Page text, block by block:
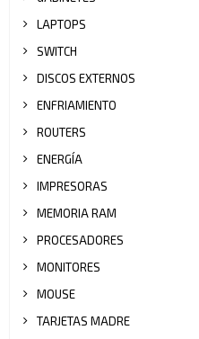
LAPTOPS
SWITCH
DISCOS EXTERNOS
ENFRIAMIENTO
ROUTERS
ENERGÍA
IMPRESORAS
MEMORIA RAM
PROCESADORES
MONITORES
MOUSE
TARJETAS MADRE